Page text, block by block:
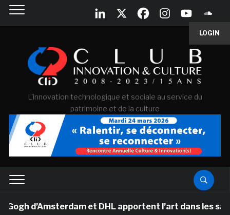
LOGIN
L'innovation technologique et sociale au service du
patrimoine et de la culture
d’Amsterdam et DHL apportent l’art dans les salles